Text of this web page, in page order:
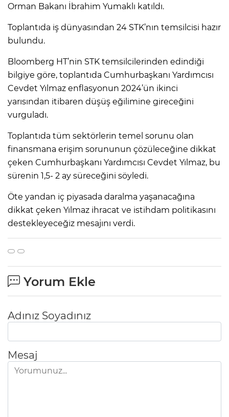
Orman Bakanı İbrahim Yumaklı katıldı.
Toplantıda iş dünyasından 24 STK’nın temsilcisi hazır
bulundu.
Bloomberg HT’nin STK temsilcilerinden edindiği
bilgiye göre, toplantıda Cumhurbaşkanı Yardımcısı
Cevdet Yılmaz enflasyonun 2024’ün ikinci
yarısından itibaren düşüş eğilimine gireceğini
vurguladı.
Toplantıda tüm sektörlerin temel sorunu olan
finansmana erişim sorununun çözüleceğine dikkat
çeken Cumhurbaşkanı Yardımcısı Cevdet Yılmaz, bu
sürenin 1,5- 2 ay süreceğini söyledi.
Öte yandan iç piyasada daralma yaşanacağına
dikkat çeken Yılmaz ihracat ve istihdam politikasını
destekleyeceğiz mesajını verdi.
Yorum Ekle
Adınız Soyadınız
Mesaj